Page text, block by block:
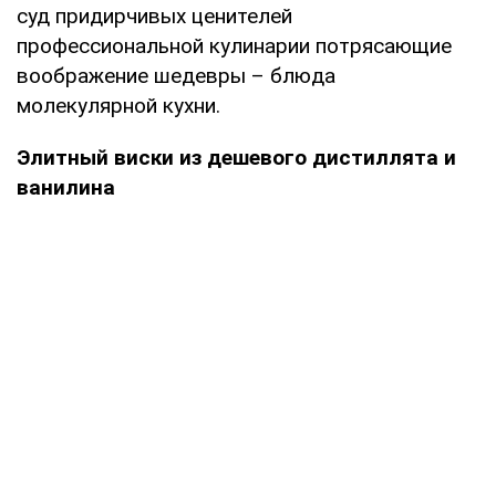
суд придирчивых ценителей
профессиональной кулинарии потрясающие
воображение шедевры – блюда
молекулярной кухни.
Элитный виски из дешевого дистиллята и
ванилина